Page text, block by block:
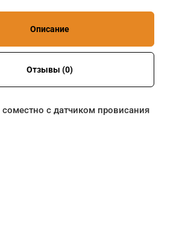
Описание
Отзывы (0)
соместно с датчиком провисания